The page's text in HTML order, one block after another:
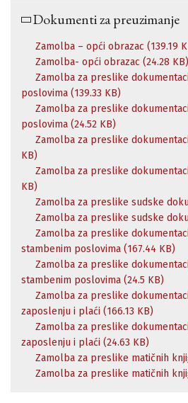
Dokumenti za preuzimanje
Zamolba – opći obrazac (139.19
Zamolba- opći obrazac (24.28 KB)
Zamolba za preslike
poslovima (139.33 KB)
Zamolba za preslike
poslovima (24.52 KB)
Zamolba za preslike
KB)
Zamolba za preslike
KB)
Zamolba za preslike sudske
Zamolba za preslike sudske
Zamolba za preslike
stambenim poslovima (167.44 KB)
Zamolba za preslike
stambenim poslovima (24.5 KB)
Zamolba za preslike
zaposlenju i plaći (166.13 KB)
Zamolba za preslike
zaposlenju i plaći (24.63 KB)
Zamolba za preslike matičnih
Zamolba za preslike matičnih